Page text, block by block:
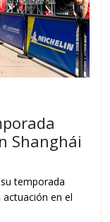
Shanghái
temporada
actuación en el